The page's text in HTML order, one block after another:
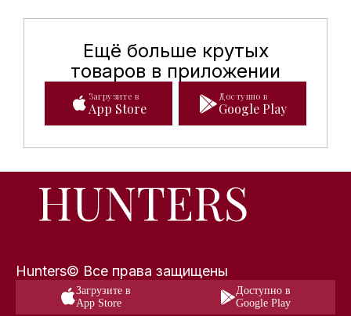
Ещё больше крутых
товаров в приложении
Мобильное приложение
Загрузите в
App Store
Доступно в
Google Play
Hunters© Все права защищены
Загрузите в
App Store
Доступно в
Google Play